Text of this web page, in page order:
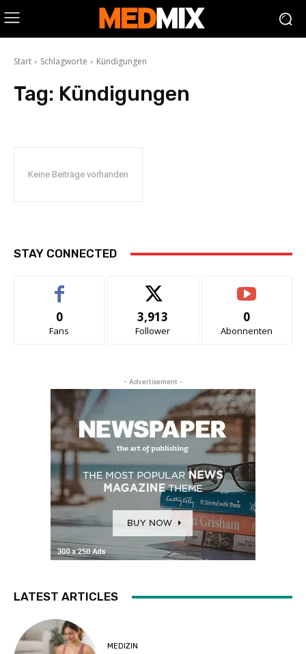
Start Schlagworte Kündigungen
Tag: Kündigungen
Keine Beiträge vorhanden
STAY CONNECTED
0
Fans
3,913
Follower
0
Abonnenten
- Advertisement -
LATEST ARTICLES
MEDIZIN